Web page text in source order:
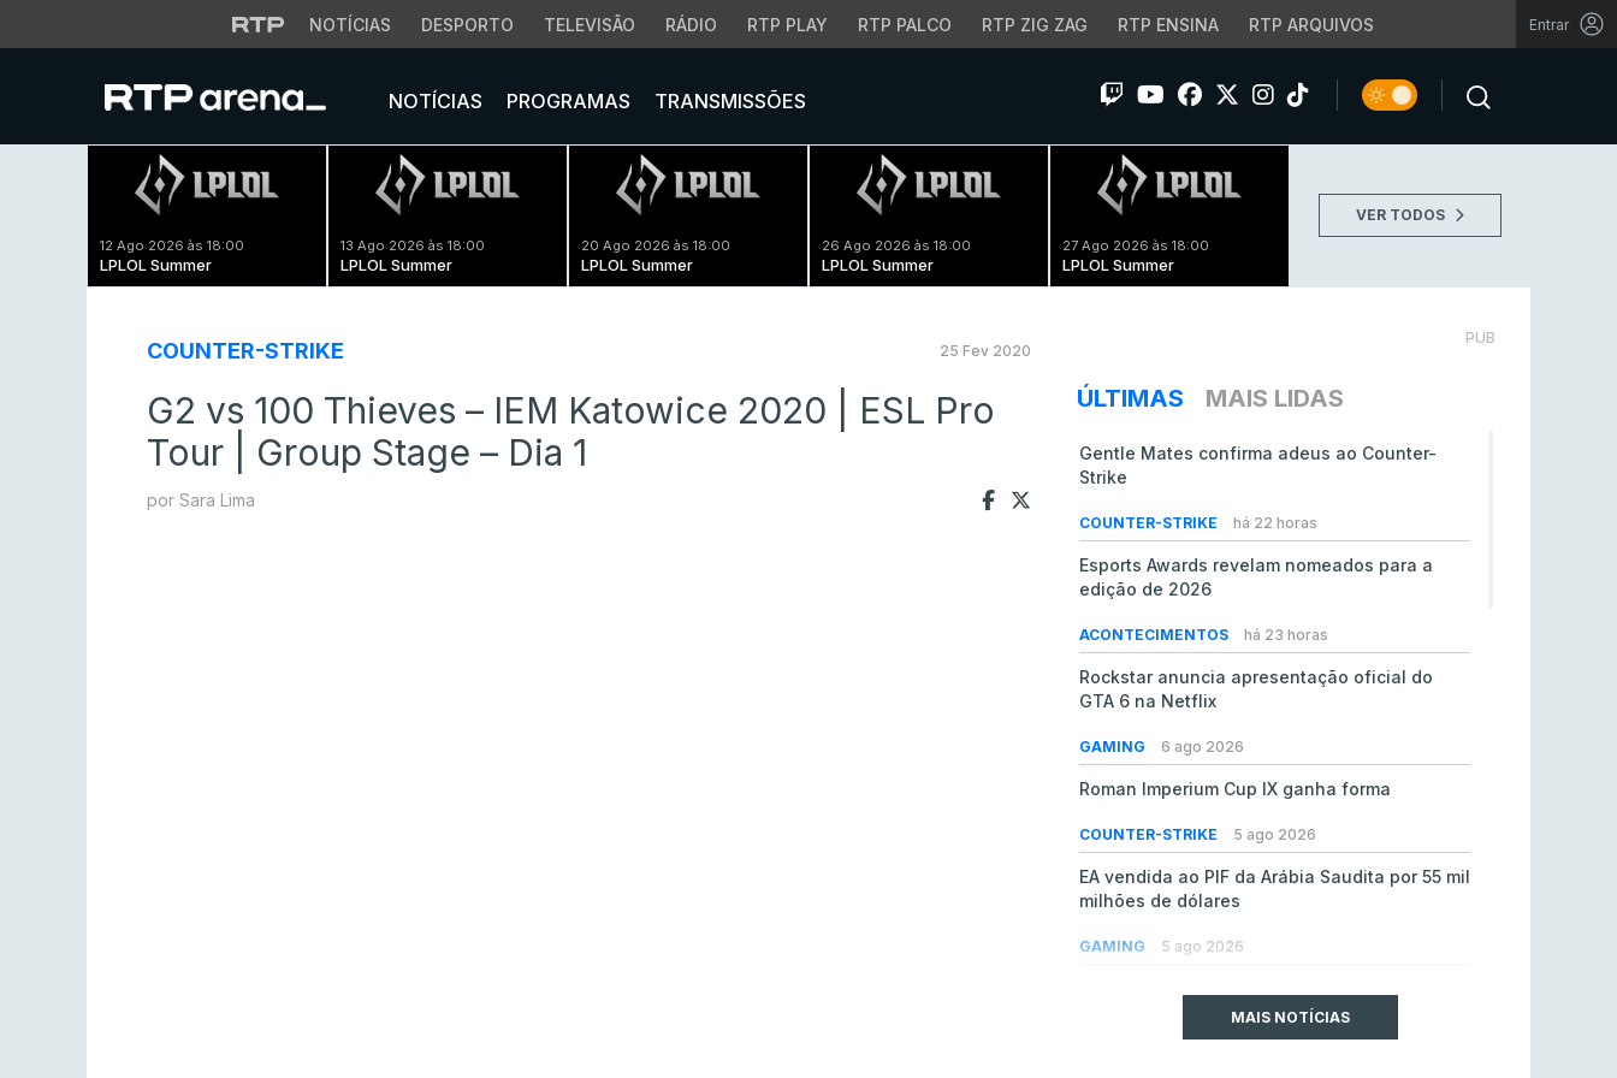
NOTÍCIAS DESPORTO TELEVISÃO RÁDIO RTP PLAY RTP PALCO RTP ZIG ZAG RTP ENSINA RTP ARQUIVOS Entrar
NOTÍCIAS PROGRAMAS TRANSMISSÕES
12 Ago 2026 às 18:00
LPLOL Summer
13 Ago 2026 às 18:00
LPLOL Summer
20 Ago 2026 às 18:00
LPLOL Summer
26 Ago 2026 às 18:00
LPLOL Summer
27 Ago 2026 às 18:00
LPLOL Summer
VER TODOS
COUNTER-STRIKE 25 Fev 2020
G2 vs 100 Thieves – IEM Katowice 2020 | ESL Pro
Tour | Group Stage – Dia 1
por Sara Lima
PUB
ÚLTIMAS MAIS LIDAS
Gentle Mates confirma adeus ao Counter-
Strike
COUNTER-STRIKE há 22 horas
Esports Awards revelam nomeados para a
edição de 2026
ACONTECIMENTOS há 23 horas
Rockstar anuncia apresentação oficial do
GTA 6 na Netflix
GAMING 6 ago 2026
Roman Imperium Cup IX ganha forma
COUNTER-STRIKE 5 ago 2026
EA vendida ao PIF da Arábia Saudita por 55 mil
milhões de dólares
GAMING 5 ago 2026
MAIS NOTÍCIAS